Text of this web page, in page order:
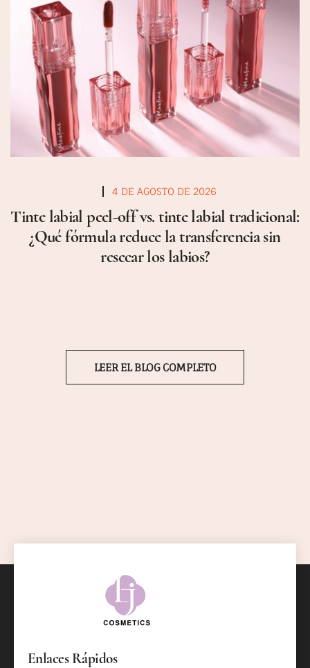
4 DE AGOSTO DE 2026
Tinte labial peel-off vs. tinte labial tradicional:
¿Qué fórmula reduce la transferencia sin
resecar los labios?
LEER EL BLOG COMPLETO
Enlaces Rápidos